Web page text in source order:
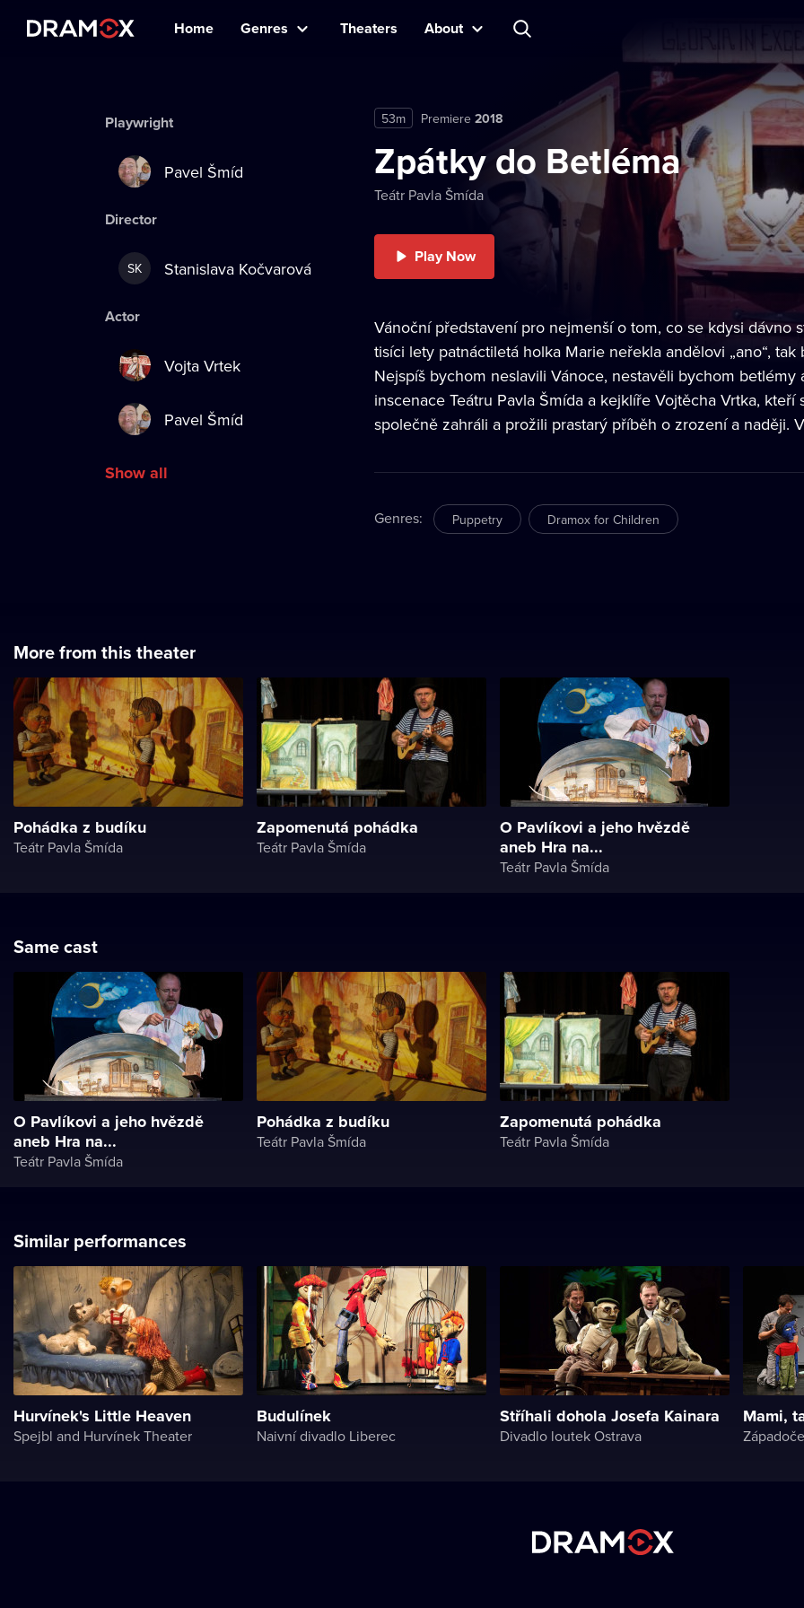
Home Genres Theaters About
53m Premiere 2018
Zpátky do Betléma
Teátr Pavla Šmída
Play Now
Vánoční představení pro nejmenší o tom, co se kdysi dávno
tisíci lety patnáctiletá holka Marie neřekla andělovi „ano“,
Nejspíš bychom neslavili Vánoce, nestavěli bychom
inscenace Teátru Pavla Šmída a kejklíře Vojtěcha Vrtka,
společně zahráli a prožili prastarý příběh o zrození a naději.
Genres: Puppetry Dramox for Children
Playwright
Pavel Šmíd
Director
SK Stanislava Kočvarová
Actor
Vojta Vrtek
Pavel Šmíd
Show all
More from this theater
Pohádka z budíku
Teátr Pavla Šmída
Zapomenutá pohádka
Teátr Pavla Šmída
O Pavlíkovi a jeho hvězdě
aneb Hra na...
Teátr Pavla Šmída
Same cast
O Pavlíkovi a jeho hvězdě
aneb Hra na...
Teátr Pavla Šmída
Pohádka z budíku
Teátr Pavla Šmída
Zapomenutá pohádka
Teátr Pavla Šmída
Similar performances
Hurvínek's Little Heaven
Spejbl and Hurvínek Theater
Budulínek
Naivní divadlo Liberec
Stříhali dohola Josefa Kainara
Divadlo loutek Ostrava
Mami,